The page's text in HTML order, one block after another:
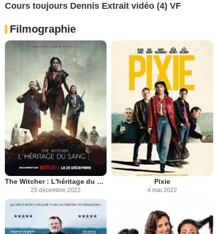
Cours toujours Dennis Extrait vidéo (4) VF
Filmographie
The Witcher : L'héritage du sang
25 décembre 2022
Pixie
4 mai 2022